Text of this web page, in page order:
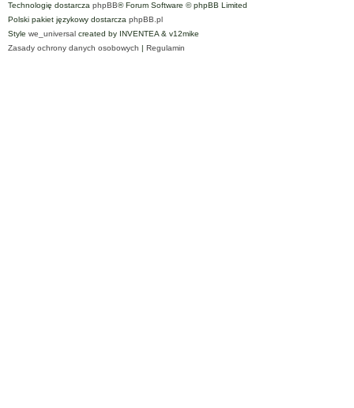
Technologię dostarcza phpBB® Forum Software © phpBB Limited
Polski pakiet językowy dostarcza phpBB.pl
Style we_universal created by INVENTEA & v12mike
Zasady ochrony danych osobowych | Regulamin